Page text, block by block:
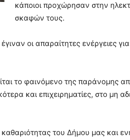
κάποιοι προχώρησαν στην
σκαφών τους.
οι απαραίτητες ενέργειες
το φαινόμενο της παράνομης
και επιχειρηματίες, στο μη
του Δήμου μας και